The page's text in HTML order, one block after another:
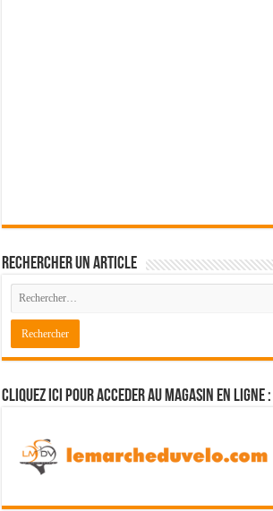
Rechercher un article
Cliquez ici pour acceder au magasin en ligne :